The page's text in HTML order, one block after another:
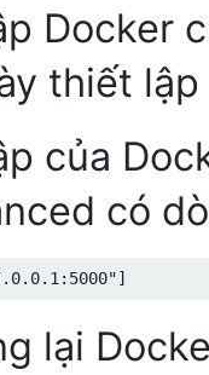
Docker
thiết
của
có
lại